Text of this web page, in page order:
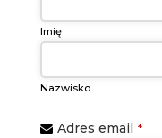
Imię
Nazwisko
Adres email *